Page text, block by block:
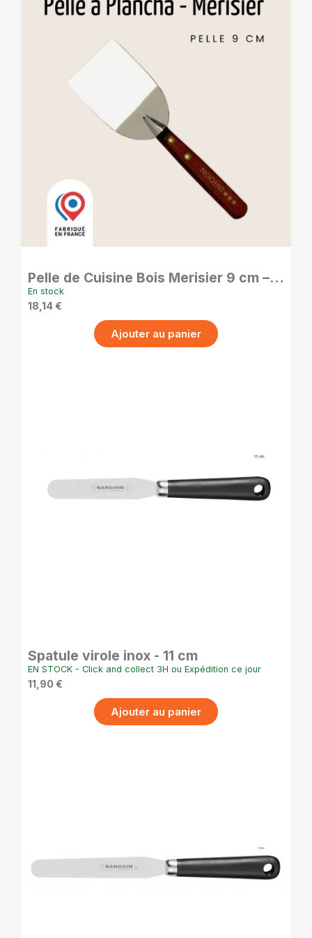
Pelle de Cuisine Bois Merisier 9 cm –
Spatule Plancha Pratique
En stock
18,14 €
Ajouter au panier
Spatule virole inox - 11 cm
EN STOCK - Click and collect 3H ou Expédition ce jour
11,90 €
Ajouter au panier